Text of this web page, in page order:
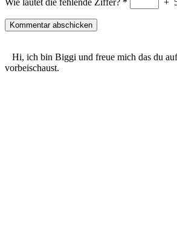
Wie lautet die fehlende Ziffer? * +
Hi, ich bin Biggi und freue mich das du
vorbeischaust.